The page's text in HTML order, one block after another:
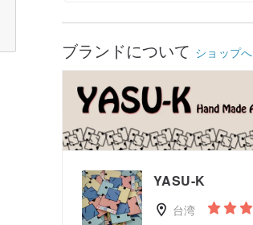
ブランドについて ショップへ
YASU-K
台湾